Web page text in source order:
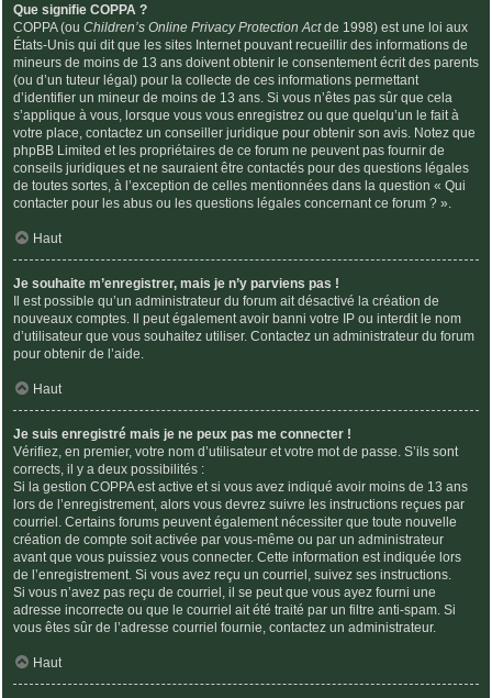
Que signifie COPPA ?
COPPA (ou Children’s Online Privacy Protection Actde 1998) est une loi aux
États-Unis qui dit que les sites Internet pouvant recueillir des informations de
mineurs de moins de 13 ans doivent obtenir le consentement écrit des parents
(ou d’un tuteur légal) pour la collecte de ces informations permettant
d’identifier un mineur de moins de 13 ans. Si vous n’êtes pas sûr que cela
s’applique à vous, lorsque vous vous enregistrez ou que quelqu’un le fait à
votre place, contactez un conseiller juridique pour obtenir son avis. Notez que
phpBB Limited et les propriétaires de ce forum ne peuvent pas fournir de
conseils juridiques et ne sauraient être contactés pour des questions légales
de toutes sortes, à l’exception de celles mentionnées dans la question « Qui
contacter pour les abus ou les questions légales concernant ce forum ? ».
Haut
Je souhaite m’enregistrer, mais je n’y parviens pas !
Il est possible qu’un administrateur du forum ait désactivé la création de
nouveaux comptes. Il peut également avoir banni votre IP ou interdit le nom
d’utilisateur que vous souhaitez utiliser. Contactez un administrateur du forum
pour obtenir de l’aide.
Haut
Je suis enregistré mais je ne peux pas me connecter !
Vérifiez, en premier, votre nom d’utilisateur et votre mot de passe. S’ils sont
corrects, il y a deux possibilités :
Si la gestion COPPA est active et si vous avez indiqué avoir moins de 13 ans
lors de l’enregistrement, alors vous devrez suivre les instructions reçues par
courriel. Certains forums peuvent également nécessiter que toute nouvelle
création de compte soit activée par vous-même ou par un administrateur
avant que vous puissiez vous connecter. Cette information est indiquée lors
de l’enregistrement. Si vous avez reçu un courriel, suivez ses instructions.
Si vous n’avez pas reçu de courriel, il se peut que vous ayez fourni une
adresse incorrecte ou que le courriel ait été traité par un filtre anti-spam. Si
vous êtes sûr de l’adresse courriel fournie, contactez un administrateur.
Haut